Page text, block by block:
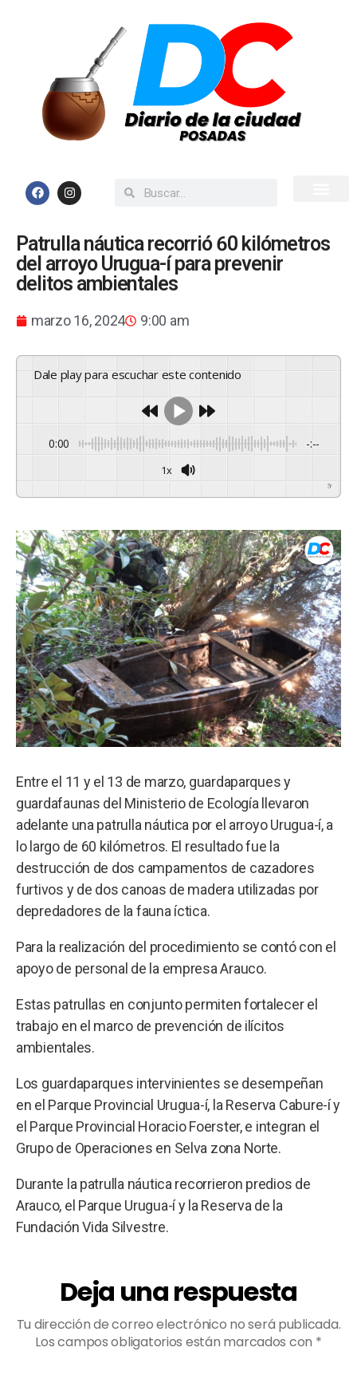
Patrulla náutica recorrió 60 kilómetros
del arroyo Urugua-í para prevenir
delitos ambientales
marzo 16, 2024 9:00 am
Dale play para escuchar este contenido
0:00 -:--
1x
GSpeech
Entre el 11 y el 13 de marzo, guardaparques y
guardafaunas del Ministerio de Ecología llevaron
adelante una patrulla náutica por el arroyo Urugua-í, a
lo largo de 60 kilómetros. El resultado fue la
destrucción de dos campamentos de cazadores
furtivos y de dos canoas de madera utilizadas por
depredadores de la fauna íctica.
Para la realización del procedimiento se contó con el
apoyo de personal de la empresa Arauco.
Estas patrullas en conjunto permiten fortalecer el
trabajo en el marco de prevención de ilícitos
ambientales.
Los guardaparques intervinientes se desempeñan
en el Parque Provincial Urugua-í, la Reserva Cabure-í y
el Parque Provincial Horacio Foerster, e integran el
Grupo de Operaciones en Selva zona Norte.
Durante la patrulla náutica recorrieron predios de
Arauco, el Parque Urugua-í y la Reserva de la
Fundación Vida Silvestre.
Deja una respuesta
Tu dirección de correo electrónico no será publicada.
Los campos obligatorios están marcados con *